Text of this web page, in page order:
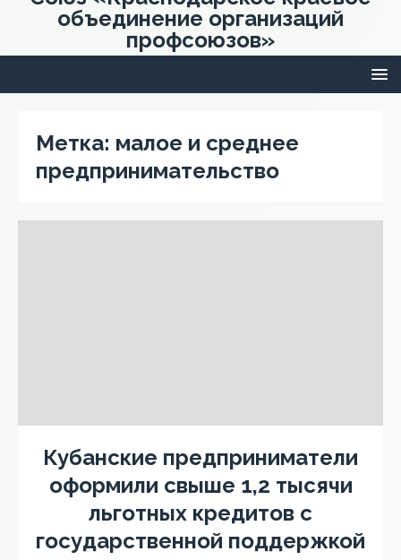
объединение организаций
профсоюзов»
Метка: малое и среднее
предпринимательство
Кубанские предприниматели
оформили свыше 1,2 тысячи
льготных кредитов с
государственной поддержкой